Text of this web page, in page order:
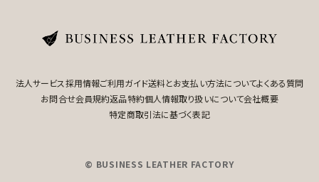
法人サービス採用情報ご利用ガイド送料とお支払い方法についてよくある質問
お問合せ会員規約返品特約個人情報取り扱いについて会社概要
特定商取引法に基づく表記
© BUSINESS LEATHER FACTORY